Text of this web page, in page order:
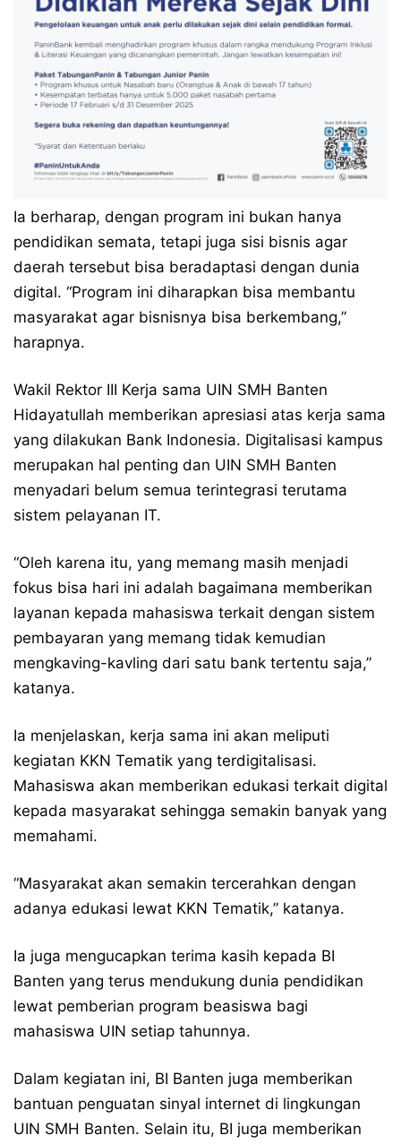
Ia berharap, dengan program ini bukan hanya
pendidikan semata, tetapi juga sisi bisnis agar
daerah tersebut bisa beradaptasi dengan dunia
digital. “Program ini diharapkan bisa membantu
masyarakat agar bisnisnya bisa berkembang,”
harapnya.
Wakil Rektor III Kerja sama UIN SMH Banten
Hidayatullah memberikan apresiasi atas kerja sama
yang dilakukan Bank Indonesia. Digitalisasi kampus
merupakan hal penting dan UIN SMH Banten
menyadari belum semua terintegrasi terutama
sistem pelayanan IT.
“Oleh karena itu, yang memang masih menjadi
fokus bisa hari ini adalah bagaimana memberikan
layanan kepada mahasiswa terkait dengan sistem
pembayaran yang memang tidak kemudian
mengkaving-kavling dari satu bank tertentu saja,”
katanya.
Ia menjelaskan, kerja sama ini akan meliputi
kegiatan KKN Tematik yang terdigitalisasi.
Mahasiswa akan memberikan edukasi terkait digital
kepada masyarakat sehingga semakin banyak yang
memahami.
“Masyarakat akan semakin tercerahkan dengan
adanya edukasi lewat KKN Tematik,” katanya.
Ia juga mengucapkan terima kasih kepada BI
Banten yang terus mendukung dunia pendidikan
lewat pemberian program beasiswa bagi
mahasiswa UIN setiap tahunnya.
Dalam kegiatan ini, BI Banten juga memberikan
bantuan penguatan sinyal internet di lingkungan
UIN SMH Banten. Selain itu, BI juga memberikan